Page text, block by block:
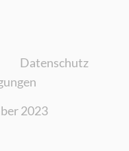
Datenschutz
2023